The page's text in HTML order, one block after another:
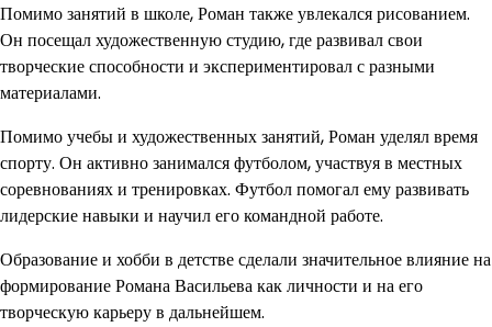
Помимо занятий в школе, Роман также увлекался рисованием.
Он посещал художественную студию, где развивал свои
творческие способности и экспериментировал с разными
материалами.
Помимо учебы и художественных занятий, Роман уделял время
спорту. Он активно занимался футболом, участвуя в местных
соревнованиях и тренировках. Футбол помогал ему развивать
лидерские навыки и научил его командной работе.
Образование и хобби в детстве сделали значительное влияние на
формирование Романа Васильева как личности и на его
творческую карьеру в дальнейшем.